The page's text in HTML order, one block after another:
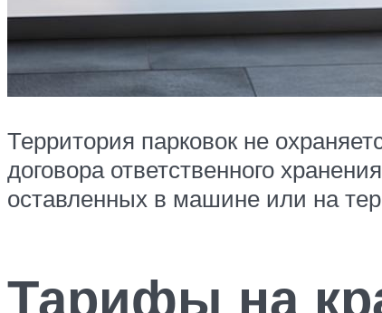
Территория парковок не
договора ответственного
оставленных в машине или на
Тарифы на